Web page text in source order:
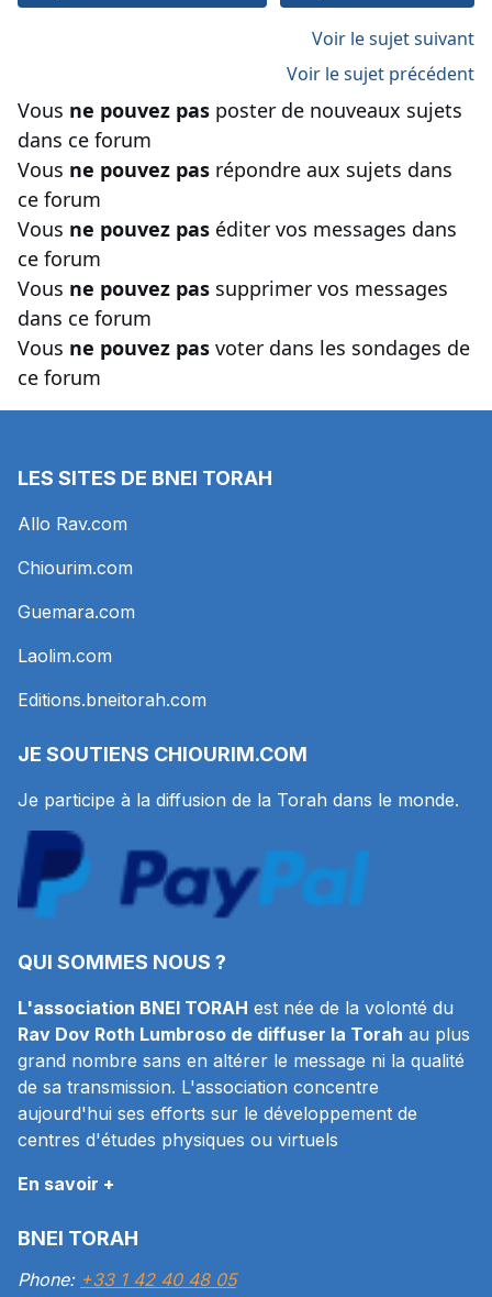
Voir le sujet suivant
Voir le sujet précédent
Vous ne pouvez pas poster de nouveaux sujets
dans ce forum
Vous ne pouvez pas répondre aux sujets dans
ce forum
Vous ne pouvez pas éditer vos messages dans
ce forum
Vous ne pouvez pas supprimer vos messages
dans ce forum
Vous ne pouvez pas voter dans les sondages de
ce forum
LES SITES DE BNEI TORAH
Allo Rav.com
Chiourim.com
Guemara.com
Laolim.com
Editions.bneitorah.com
JE SOUTIENS CHIOURIM.COM
Je participe à la diffusion de la Torah dans le monde.
QUI SOMMES NOUS ?
L'association BNEI TORAH est née de la volonté du
Rav Dov Roth Lumbroso de diffuser la Torah au plus
grand nombre sans en altérer le message ni la qualité
de sa transmission. L'association concentre
aujourd'hui ses efforts sur le développement de
centres d'études physiques ou virtuels
En savoir +
BNEI TORAH
Phone: +33 1 42 40 48 05